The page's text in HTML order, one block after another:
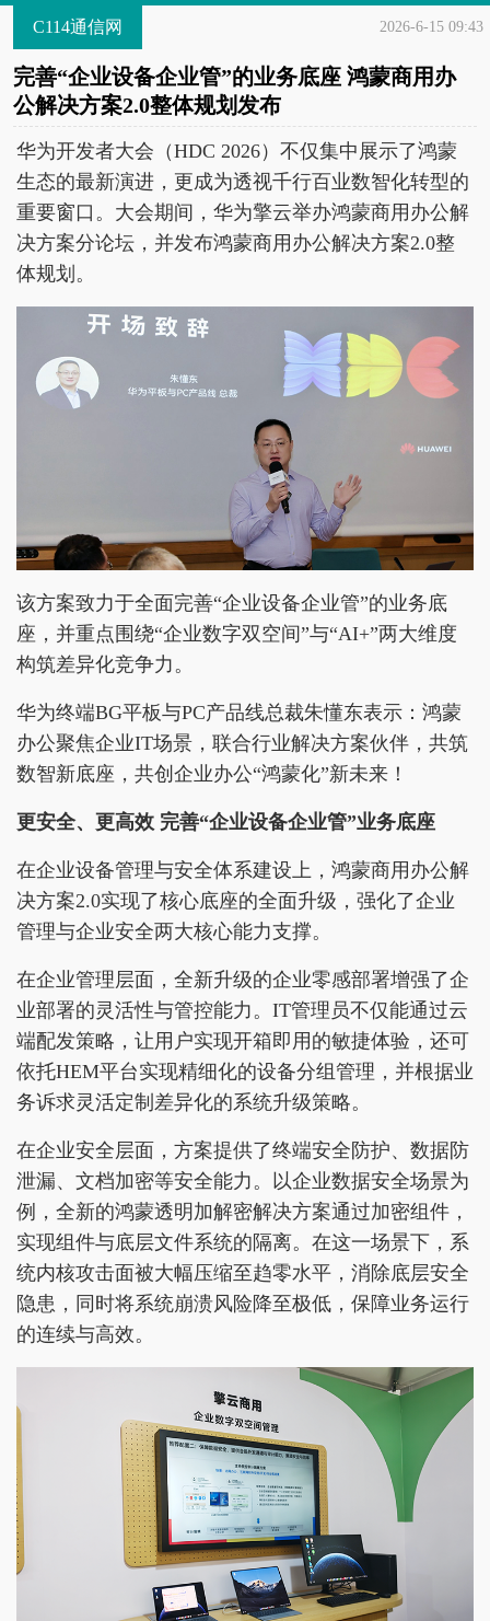
C114通信网 2026-6-15 09:43
完善“企业设备企业管”的业务底座 鸿蒙商用办
公解决方案2.0整体规划发布
华为开发者大会（HDC 2026）不仅集中展示了鸿蒙
生态的最新演进，更成为透视千行百业数智化转型的
重要窗口。大会期间，华为擎云举办鸿蒙商用办公解
决方案分论坛，并发布鸿蒙商用办公解决方案2.0整
体规划。
该方案致力于全面完善“企业设备企业管”的业务底
座，并重点围绕“企业数字双空间”与“AI+”两大维度
构筑差异化竞争力。
华为终端BG平板与PC产品线总裁朱懂东表示：鸿蒙
办公聚焦企业IT场景，联合行业解决方案伙伴，共筑
数智新底座，共创企业办公“鸿蒙化”新未来！
更安全、更高效 完善“企业设备企业管”业务底座
在企业设备管理与安全体系建设上，鸿蒙商用办公解
决方案2.0实现了核心底座的全面升级，强化了企业
管理与企业安全两大核心能力支撑。
在企业管理层面，全新升级的企业零感部署增强了企
业部署的灵活性与管控能力。IT管理员不仅能通过云
端配发策略，让用户实现开箱即用的敏捷体验，还可
依托HEM平台实现精细化的设备分组管理，并根据业
务诉求灵活定制差异化的系统升级策略。
在企业安全层面，方案提供了终端安全防护、数据防
泄漏、文档加密等安全能力。以企业数据安全场景为
例，全新的鸿蒙透明加解密解决方案通过加密组件，
实现组件与底层文件系统的隔离。在这一场景下，系
统内核攻击面被大幅压缩至趋零水平，消除底层安全
隐患，同时将系统崩溃风险降至极低，保障业务运行
的连续与高效。